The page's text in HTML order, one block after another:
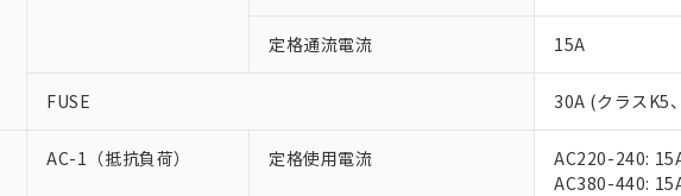
定格通流電流 15A
FUSE 30A (クラスK5
AC-1（抵抗負荷） 定格使用電流
AC220-240:
AC380-440: